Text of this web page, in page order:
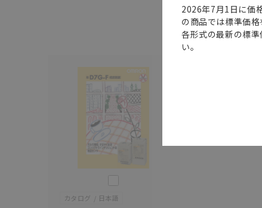
カタログ 日本語
2026年7月1日に価
の商品では標準価格
各形式の最新の標
い。